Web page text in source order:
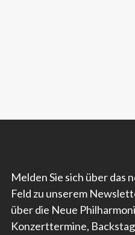
Melden Sie sich über das
Feld zu unserem
über die Neue
Konzerttermine,